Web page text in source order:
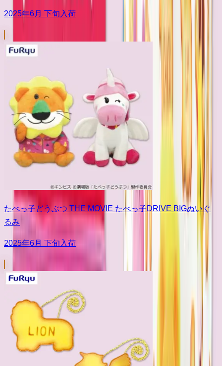
2025年6月 下旬入荷
たべっ子どうぶつ THE MOVIE たべっ子DRIVE BIGぬいぐ
るみ
2025年6月 下旬入荷